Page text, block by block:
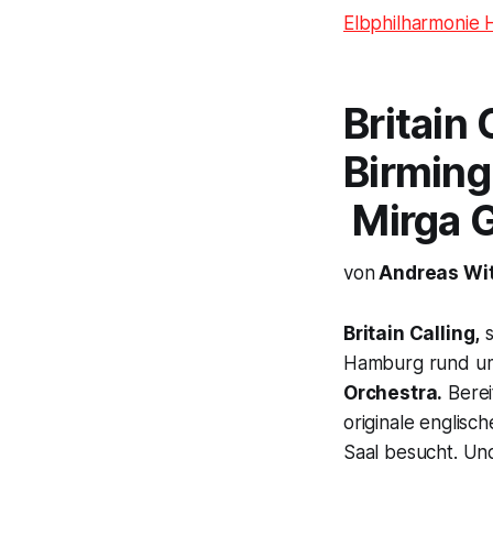
Elbphilharmonie
Britain
Mirga
vonAndreas
Britain Calling,
Hamburg rund
Orchestra.
originale
Saal besucht.